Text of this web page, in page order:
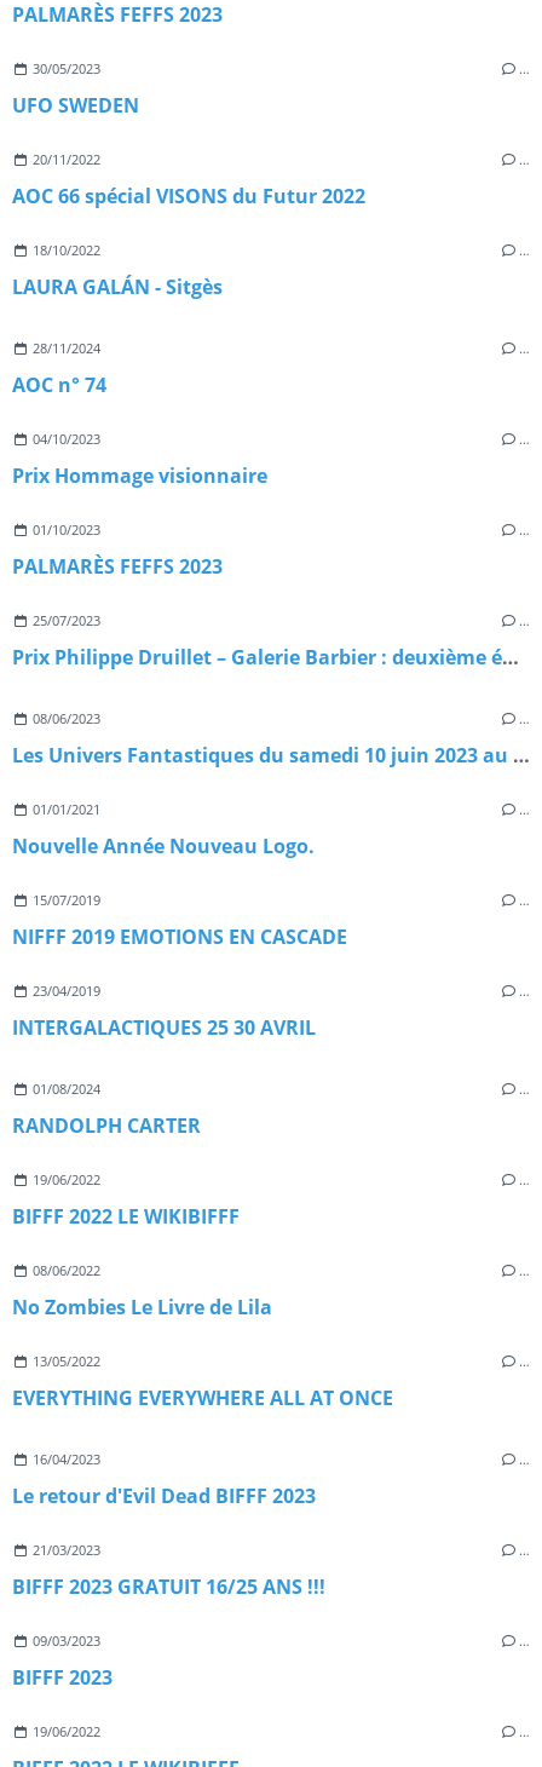
PALMARÈS FEFFS 2023
30/05/2023 …
UFO SWEDEN
20/11/2022 …
AOC 66 spécial VISONS du Futur 2022
18/10/2022 …
LAURA GALÁN - Sitgès
28/11/2024 …
AOC n° 74
04/10/2023 …
Prix Hommage visionnaire
01/10/2023 …
PALMARÈS FEFFS 2023
25/07/2023 …
Prix Philippe Druillet – Galerie Barbier : deuxième édition !
08/06/2023 …
Les Univers Fantastiques du samedi 10 juin 2023 au dimanche 11 juin 2023
01/01/2021 …
Nouvelle Année Nouveau Logo.
15/07/2019 …
NIFFF 2019 EMOTIONS EN CASCADE
23/04/2019 …
INTERGALACTIQUES 25 30 AVRIL
01/08/2024 …
RANDOLPH CARTER
19/06/2022 …
BIFFF 2022 LE WIKIBIFFF
08/06/2022 …
No Zombies Le Livre de Lila
13/05/2022 …
EVERYTHING EVERYWHERE ALL AT ONCE
16/04/2023 …
Le retour d'Evil Dead BIFFF 2023
21/03/2023 …
BIFFF 2023 GRATUIT 16/25 ANS !!!
09/03/2023 …
BIFFF 2023
19/06/2022 …